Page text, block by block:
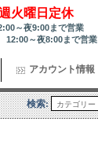
火曜日定休
～夜9:00まで営業
12:00～夜8:00まで営業
アカウント情報
検索: